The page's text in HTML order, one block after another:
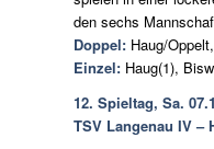
den sechs
Doppel: Haug/
Einzel: Haug(1),
12. Spieltag, Sa.
TSV Langenau IV –